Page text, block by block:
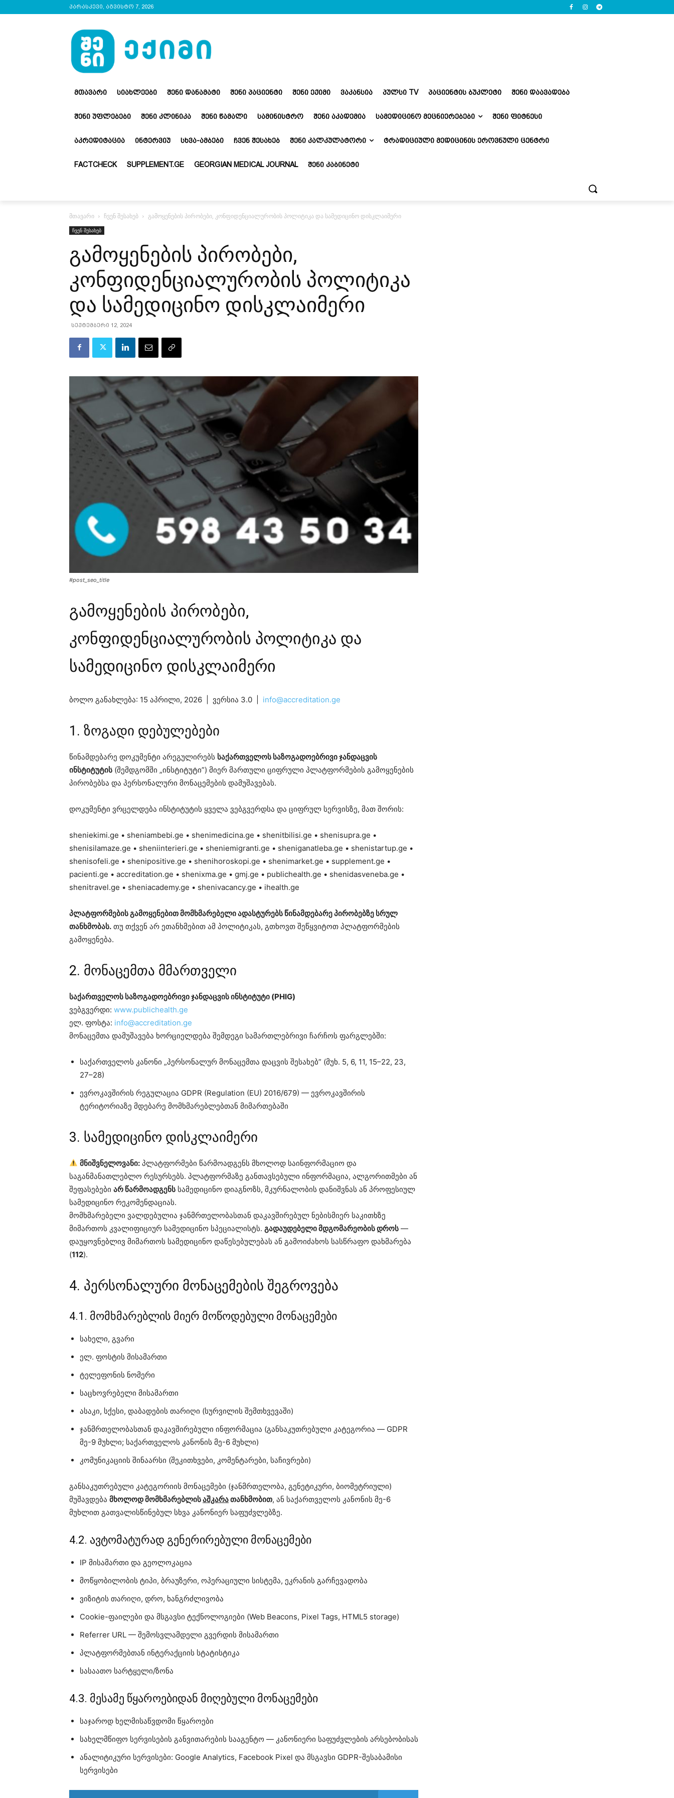
პარასკევი, აგვისტო 7, 2026
ᲛᲗᲐᲕᲐᲠᲘ ᲡᲘᲐᲮᲚᲔᲔᲑᲘ ᲨᲔᲜᲘ ᲓᲐᲜᲐᲛᲐᲢᲘ ᲨᲔᲜᲘ ᲞᲐᲪᲘᲔᲜᲢᲘ ᲨᲔᲜᲘ ᲔᲥᲘᲛᲘ ᲕᲐᲙᲐᲜᲡᲘᲐ ᲞᲣᲚᲡᲘ TV ᲞᲐᲪᲘᲔᲜᲢᲘᲡ ᲑᲣᲙᲚᲔᲢᲘ ᲨᲔᲜᲘ ᲓᲐᲐᲕᲐᲓᲔᲑᲐ
ᲨᲔᲜᲘ ᲣᲤᲚᲔᲑᲔᲑᲘ ᲨᲔᲜᲘ ᲙᲚᲘᲜᲘᲙᲐ ᲨᲔᲜᲘ ᲬᲐᲛᲐᲚᲘ ᲡᲐᲛᲘᲜᲘᲡᲢᲠᲝ ᲨᲔᲜᲘ ᲐᲙᲐᲓᲔᲛᲘᲐ ᲡᲐᲛᲔᲓᲘᲪᲘᲜᲝ ᲛᲔᲪᲜᲘᲔᲠᲔᲑᲔᲑᲘ ᲨᲔᲜᲘ ᲤᲘᲢᲜᲔᲡᲘ
ᲐᲙᲠᲔᲓᲘᲢᲐᲪᲘᲐ ᲘᲜᲢᲔᲠᲕᲘᲣ ᲡᲮᲕᲐ-ᲐᲛᲑᲔᲑᲘ ᲩᲕᲔᲜ ᲨᲔᲡᲐᲮᲔᲑ ᲨᲔᲜᲘ ᲙᲐᲚᲙᲣᲚᲐᲢᲝᲠᲘ ᲢᲠᲐᲓᲘᲪᲘᲣᲚᲘ ᲛᲔᲓᲘᲪᲘᲜᲘᲡ ᲔᲠᲝᲕᲜᲣᲚᲘ ᲪᲔᲜᲢᲠᲘ
FACTCHECK SUPPLEMENT.GE GEORGIAN MEDICAL JOURNAL ᲨᲔᲜᲘ ᲙᲐᲑᲘᲜᲔᲢᲘ
მთავარი ჩვენ შესახებ გამოყენების პირობები, კონფიდენციალურობის პოლიტიკა და სამედიცინო დისკლაიმერი
ჩვენ შესახებ
გამოყენების პირობები,
კონფიდენციალურობის პოლიტიკა
და სამედიცინო დისკლაიმერი
სექტემბერი 12, 2024
#post_seo_title
გამოყენების პირობები,
კონფიდენციალურობის პოლიტიკა და
სამედიცინო დისკლაიმერი
ბოლო განახლება: 15 აპრილი, 2026 | ვერსია 3.0 | info@accreditation.ge
1. ზოგადი დებულებები
წინამდებარე დოკუმენტი არეგულირებს საქართველოს საზოგადოებრივი ჯანდაცვის
ინსტიტუტის (შემდგომში „ინსტიტუტი”) მიერ მართული ციფრული პლატფორმების გამოყენების
პირობებსა და პერსონალური მონაცემების დამუშავებას.
დოკუმენტი ვრცელდება ინსტიტუტის ყველა ვებგვერდსა და ციფრულ სერვისზე, მათ შორის:
sheniekimi.ge • sheniambebi.ge • shenimedicina.ge • shenitbilisi.ge • shenisupra.ge •
shenisilamaze.ge • sheniinterieri.ge • sheniemigranti.ge • sheniganatleba.ge • shenistartup.ge •
shenisofeli.ge • shenipositive.ge • shenihoroskopi.ge • shenimarket.ge • supplement.ge •
pacienti.ge • accreditation.ge • shenixma.ge • gmj.ge • publichealth.ge • shenidasveneba.ge •
shenitravel.ge • sheniacademy.ge • shenivacancy.ge • ihealth.ge
პლატფორმების გამოყენებით მომხმარებელი ადასტურებს წინამდებარე პირობებზე სრულ
თანხმობას. თუ თქვენ არ ეთანხმებით ამ პოლიტიკას, გთხოვთ შეწყვიტოთ პლატფორმების
გამოყენება.
2. მონაცემთა მმართველი
საქართველოს საზოგადოებრივი ჯანდაცვის ინსტიტუტი (PHIG)
ვებგვერდი: www.publichealth.ge
ელ. ფოსტა: info@accreditation.ge
მონაცემთა დამუშავება ხორციელდება შემდეგი სამართლებრივი ჩარჩოს ფარგლებში:
საქართველოს კანონი „პერსონალურ მონაცემთა დაცვის შესახებ” (მუხ. 5, 6, 11, 15–22, 23,
27–28)
ევროკავშირის რეგულაცია GDPR (Regulation (EU) 2016/679) — ევროკავშირის
ტერიტორიაზე მდებარე მომხმარებლებთან მიმართებაში
3. სამედიცინო დისკლაიმერი
მნიშვნელოვანი: პლატფორმები წარმოადგენს მხოლოდ საინფორმაციო და
საგანმანათლებლო რესურსებს. პლატფორმაზე განთავსებული ინფორმაცია, ალგორითმები ან
შეფასებები არ წარმოადგენს სამედიცინო დიაგნოზს, მკურნალობის დანიშვნას ან პროფესიულ
სამედიცინო რეკომენდაციას.
მომხმარებელი ვალდებულია ჯანმრთელობასთან დაკავშირებულ ნებისმიერ საკითხზე
მიმართოს კვალიფიციურ სამედიცინო სპეციალისტს. გადაუდებელი მდგომარეობის დროს —
დაუყოვნებლივ მიმართოს სამედიცინო დაწესებულებას ან გამოიძახოს სასწრაფო დახმარება
(112).
4. პერსონალური მონაცემების შეგროვება
4.1. მომხმარებლის მიერ მოწოდებული მონაცემები
სახელი, გვარი
ელ. ფოსტის მისამართი
ტელეფონის ნომერი
საცხოვრებელი მისამართი
ასაკი, სქესი, დაბადების თარიღი (სურვილის შემთხვევაში)
ჯანმრთელობასთან დაკავშირებული ინფორმაცია (განსაკუთრებული კატეგორია — GDPR
მე-9 მუხლი; საქართველოს კანონის მე-6 მუხლი)
კომუნიკაციის შინაარსი (შეკითხვები, კომენტარები, საჩივრები)
განსაკუთრებული კატეგორიის მონაცემები (ჯანმრთელობა, გენეტიკური, ბიომეტრიული)
მუშავდება მხოლოდ მომხმარებლისაშკარათანხმობით, ან საქართველოს კანონის მე-6
მუხლით გათვალისწინებულ სხვა კანონიერ საფუძვლებზე.
4.2. ავტომატურად გენერირებული მონაცემები
IP მისამართი და გეოლოკაცია
მოწყობილობის ტიპი, ბრაუზერი, ოპერაციული სისტემა, ეკრანის გარჩევადობა
ვიზიტის თარიღი, დრო, ხანგრძლივობა
Cookie-ფაილები და მსგავსი ტექნოლოგიები (Web Beacons, Pixel Tags, HTML5 storage)
Referrer URL — შემოსვლამდელი გვერდის მისამართი
პლატფორმებთან ინტერაქციის სტატისტიკა
სასაათო სარტყელი/ზონა
4.3. მესამე წყაროებიდან მიღებული მონაცემები
საჯაროდ ხელმისაწვდომი წყაროები
სახელმწიფო სერვისების განვითარების სააგენტო — კანონიერი საფუძვლების არსებობისას
ანალიტიკური სერვისები: Google Analytics, Facebook Pixel და მსგავსი GDPR-შესაბამისი
სერვისები